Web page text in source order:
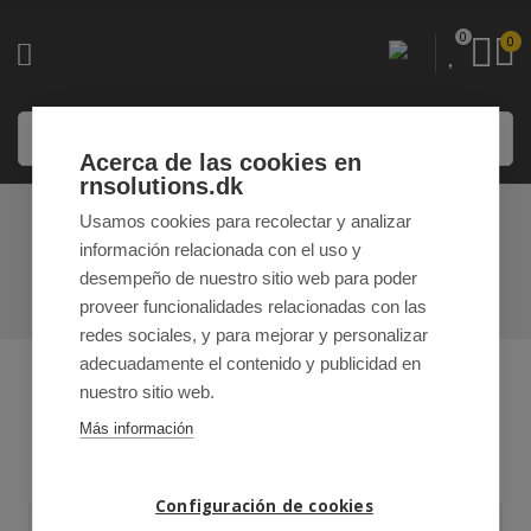
0 0
LUZ UV-B
INICIO/NUESTRAS SOLUCIONES/ LUZ UV-B
Acerca de las cookies en
rnsolutions.dk
Usamos cookies para recolectar y analizar
información relacionada con el uso y
desempeño de nuestro sitio web para poder
proveer funcionalidades relacionadas con las
redes sociales, y para mejorar y personalizar
adecuadamente el contenido y publicidad en
nuestro sitio web.
Más información
Configuración de cookies